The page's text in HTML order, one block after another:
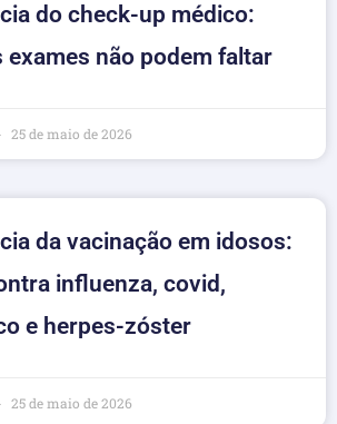
do check-up médico:
exames não podem faltar
25 de maio de 2026
da vacinação em idosos:
influenza, covid,
e herpes-zóster
25 de maio de 2026